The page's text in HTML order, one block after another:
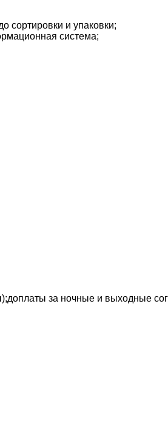
сортировки и упаковки;
система;
за ночные и выходные